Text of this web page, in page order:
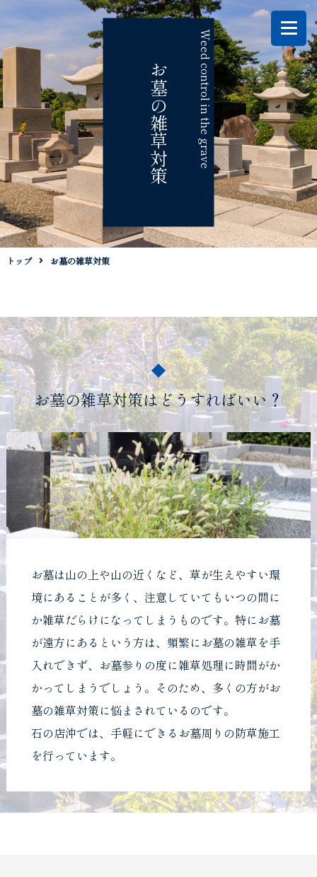
Weed control in the grave
お墓の雑草対策
トップ お墓の雑草対策
お墓の雑草対策はどうすればいい？
お墓は山の上や山の近くなど、草が生えやすい環
境にあることが多く、注意していてもいつの間に
か雑草だらけになってしまうものです。特にお墓
が遠方にあるという方は、頻繁にお墓の雑草を手
入れできず、お墓参りの度に雑草処理に時間がか
かってしまうでしょう。そのため、多くの方がお
墓の雑草対策に悩まされているのです。
石の店沖では、手軽にできるお墓周りの防草施工
を行っています。